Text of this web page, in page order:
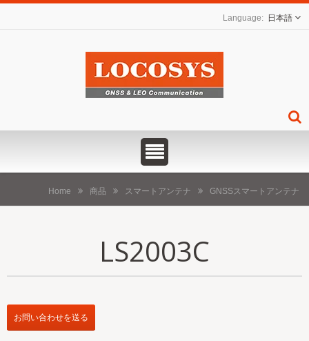
日本語
Home 商品 スマートアンテナ GNSSスマートアンテナ
LS2003C
お問い合わせを送る